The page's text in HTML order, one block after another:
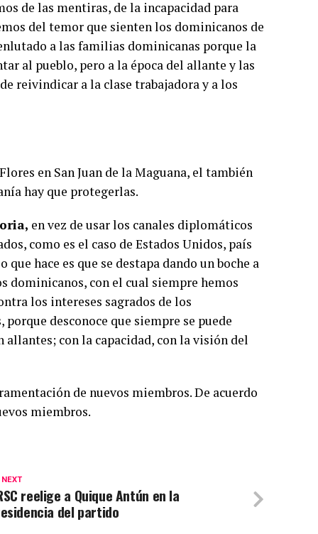
de las mentiras, de la incapacidad para
del temor que sienten los dominicanos de
a las familias dominicanas porque la
al pueblo, pero a la época del allante y las
reivindicar a la clase trabajadora y a los
en San Juan de la Maguana, el también
hay que protegerlas.
en vez de usar los canales diplomáticos
como es el caso de Estados Unidos, país
hace es que se destapa dando un boche a
dominicanos, con el cual siempre hemos
los intereses sagrados de los
desconoce que siempre se puede
con la capacidad, con la visión del
de nuevos miembros. De acuerdo
miembros.
NEXT
reelige a Quique Antún en la
del partido